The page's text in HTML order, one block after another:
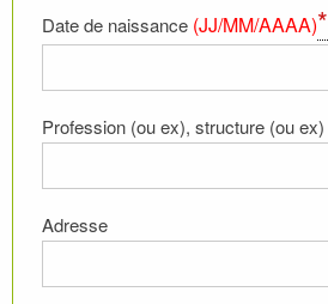
Date de naissance (JJ/MM/AAAA)*
Profession (ou ex), structure (ou ex)
Adresse